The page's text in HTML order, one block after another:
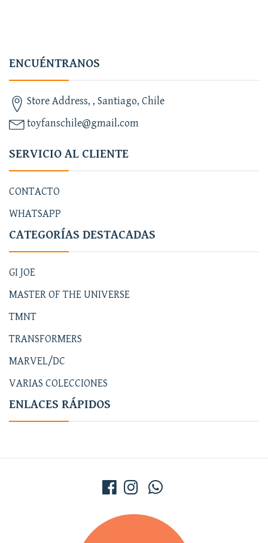
ENCUÉNTRANOS
Store Address, , Santiago, Chile
toyfanschile@gmail.com
SERVICIO AL CLIENTE
CONTACTO
WHATSAPP
CATEGORÍAS DESTACADAS
GI JOE
MASTER OF THE UNIVERSE
TMNT
TRANSFORMERS
MARVEL/DC
VARIAS COLECCIONES
ENLACES RÁPIDOS